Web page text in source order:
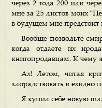
через 2 года 200 или
мне за 25 листов моих
в будущем мне предстоит
Вообще позвольте
когда отдаете их
книгопродавцам. К чему
Ах! Летом, читая
злорадствовать и ехидно
Я купил себе новую